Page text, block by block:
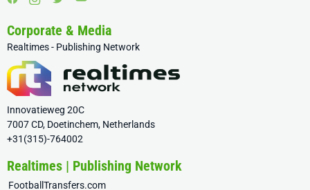
Corporate & Media
Realtimes - Publishing Network
Innovatieweg 20C
7007 CD, Doetinchem, Netherlands
+31(315)-764002
Realtimes | Publishing Network
FootballTransfers.com